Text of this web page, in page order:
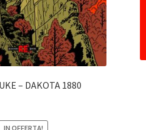
– DAKOTA 1880
IN OFFERTA!